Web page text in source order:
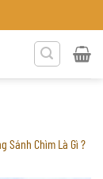
Sánh Chìm Là Gì ?